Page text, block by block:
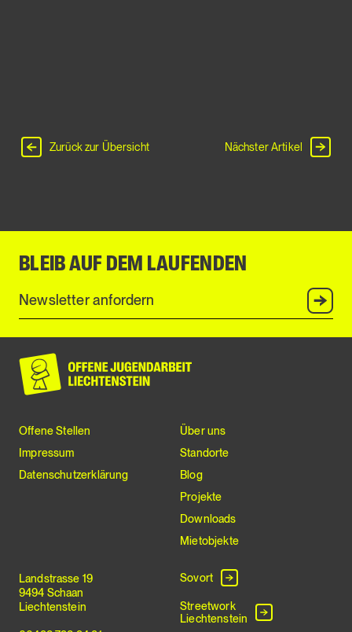
Nächster Artikel
Zurück zur Übersicht
BLEIB AUF DEM LAUFENDEN
Landstrasse 19
9494 Schaan
Liechtenstein
Über uns
Standorte
Blog
Projekte
Downloads
Mietobjekte
Offene Stellen
Impressum
Datenschutzerklärung
Sovort
Streetwork
Liechtenstein